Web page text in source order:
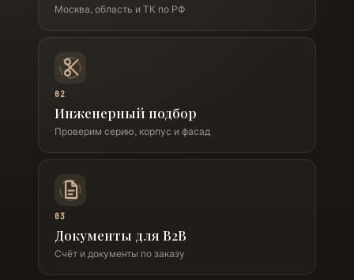
Москва, область и ТК по РФ
02
Инженерный подбор
Проверим серию, корпус и фасад
03
Документы для B2B
Счёт и документы по заказу